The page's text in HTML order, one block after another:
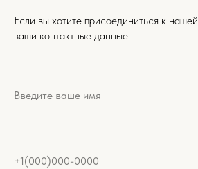
Если вы хотите присоединиться к
ваши контактные данные